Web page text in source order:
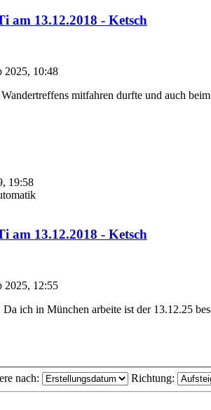
am 13.12.2018 - Ketsch
2025, 10:48
mitfahren durfte und auch
19:58
am 13.12.2018 - Ketsch
2025, 12:55
ich in München arbeite ist der 13.12.25
nach: Richtung: